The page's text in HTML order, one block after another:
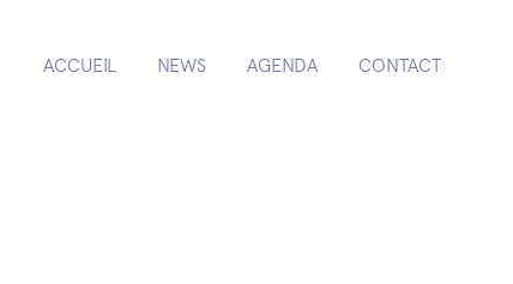
ACCUEIL NEWS AGENDA CONTACT